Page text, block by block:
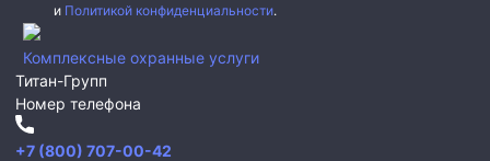
и Политикой конфиденциальности.
Комплексные охранные услуги
Титан-Групп
Номер телефона
+7 (800) 707-00-42